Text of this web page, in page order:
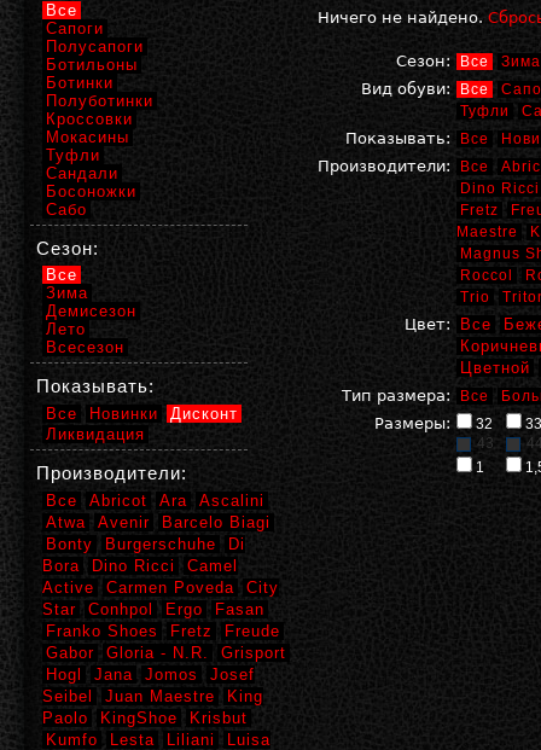
Ничего не найдено.
Сезон: Все Зима
Вид обуви: Все
Туфли
Показывать: Все
Производители: Все
Dino Ricci
Fretz
Maestre
Magnus
Roccol
Trio
Цвет: Все
Цветной
Тип размера:
Все
Размеры: 32
33
43
1
Все
Сапоги
Полусапоги
Ботильоны
Ботинки
Полуботинки
Кроссовки
Мокасины
Туфли
Сандали
Босоножки
Сабо
Сезон:
Все
Зима
Демисезон
Лето
Всесезон
Показывать:
Все Новинки
Дисконт
Ликвидация
Производители:
Все Abricot Ara
Ascalini
Atwa
Avenir
Barcelo Biagi
Bonty
Burgerschuhe
Di
Bora
Dino Ricci
Camel
Active
Carmen Poveda
City
Star
Conhpol Ergo
Fasan
Franko Shoes
Fretz
Freude
Gabor
Gloria - N.R.
Grisport
Hogl
Jana Jomos
Josef
Seibel
Juan Maestre
King
Paolo
KingShoe
Krisbut
Kumfo
Lesta Liliani
Luisa